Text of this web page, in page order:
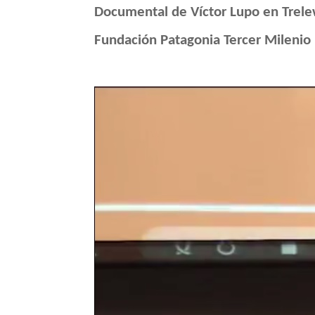
Documental de Víctor Lupo en
Fundación Patagonia Tercer Milenio